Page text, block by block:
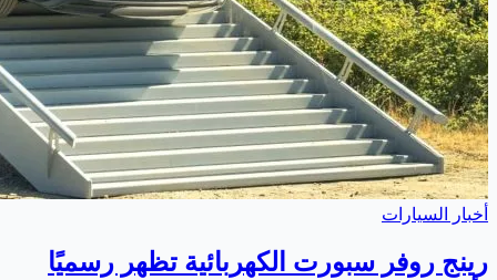
أخبار السيارات
رينج روفر سبورت الكهربائية تظهر رسميًا